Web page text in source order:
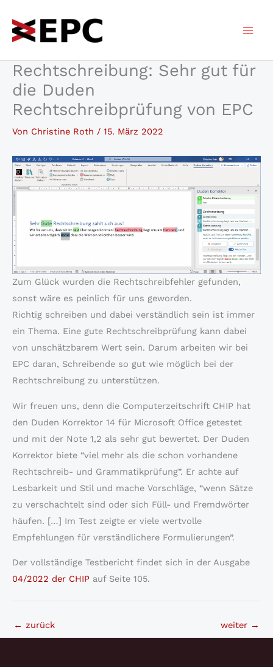
Inhalt
springen
Rechtschreibung: Sehr gut für
die Duden
Rechtschreibprüfung von EPC
Von Christine Roth / 15. März 2022
Zum Glück wurden die Rechtschreibfehler gefunden,
sonst wäre es peinlich für uns geworden.
Richtig schreiben und dabei verständlich sein ist immer
ein Thema. Eine gute Rechtschreibprüfung kann dabei
von unschätzbarem Wert sein. Darum arbeiten wir bei
EPC daran, Schreibende so gut wie möglich bei der
Rechtschreibung zu unterstützen.
Wir freuen uns, denn die Computerzeitschrift CHIP hat
den Duden Korrektor 14 für Microsoft Office getestet
und mit der Note 1,2 als sehr gut bewertet. Der Duden
Korrektor biete “viel mehr als die schon vorhandene
Rechtschreib- und Grammatikprüfung”. Er achte auf
Lesbarkeit und Stil und mache Vorschläge, “wenn Sätze
zu verschachtelt sind oder sich Füll- und Fremdwörter
häufen. […] Im Test zeigte er viele wertvolle
Empfehlungen für verständlichere Formulierungen”.
Der vollständige Testbericht findet sich in der Ausgabe
04/2022 der CHIP auf Seite 105.
← zurück weiter →